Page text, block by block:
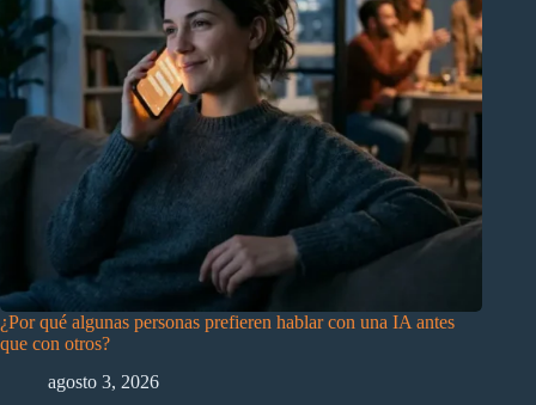
¿Por qué algunas personas prefieren hablar con una IA antes
que con otros?
agosto 3, 2026